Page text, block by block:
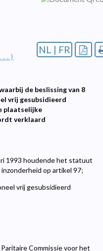
NL | FR
de beslissing van 8
vrij gesubsidieerd
plaatselijke
verklaard
1993 houdende het statuut
op artikel 97;
vrij gesubsidieerd
Commissie voor het